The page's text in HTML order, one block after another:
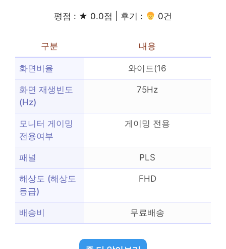
평점 : ★ 0.0점 | 후기 : 0건
구분 내용
화면비율 와이드(16
화면 재생빈도
(Hz)
75Hz
모니터 게이밍
전용여부
게이밍 전용
패널 PLS
해상도 (해상도
등급)
FHD
배송비 무료배송